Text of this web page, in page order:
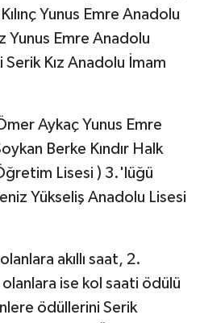
Yunus Emre Anadolu
Yunus Emre Anadolu
Kız Anadolu İmam
Aykaç Yunus Emre
Berke Kındır Halk
Lisesi ) 3.'lüğü
Yükseliş Anadolu Lisesi
akıllı saat, 2.
ise kol saati ödülü
ödüllerini Serik